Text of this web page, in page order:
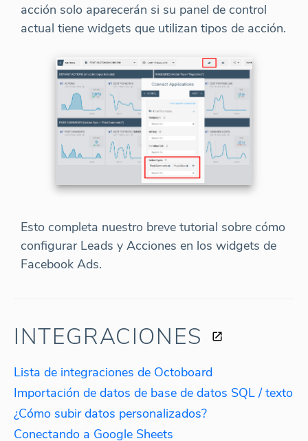
acción solo aparecerán si su panel de control
actual tiene widgets que utilizan tipos de acción.
Esto completa nuestro breve tutorial sobre cómo
configurar Leads y Acciones en los widgets de
Facebook Ads.
INTEGRACIONES
Lista de integraciones de Octoboard
Importación de datos de base de datos SQL / texto
¿Cómo subir datos personalizados?
Conectando a Google Sheets